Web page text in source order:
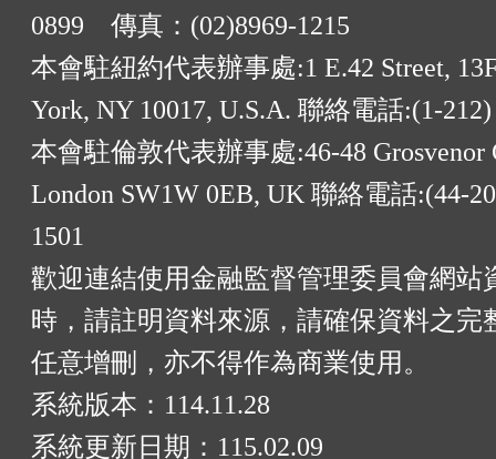
0899 傳真：(02)8969-1215
本會駐紐約代表辦事處:1 E.42 Street,
York, NY 10017, U.S.A. 聯絡電話:(1-212)
本會駐倫敦代表辦事處:46-48 Grosvenor
London SW1W 0EB, UK 聯絡電話:(44-
1501
歡迎連結使用金融監督管理委員會網站
時，請註明資料來源，請確保資料之完
任意增刪，亦不得作為商業使用。
系統版本： 114.11.28
系統更新日期： 115.02.09